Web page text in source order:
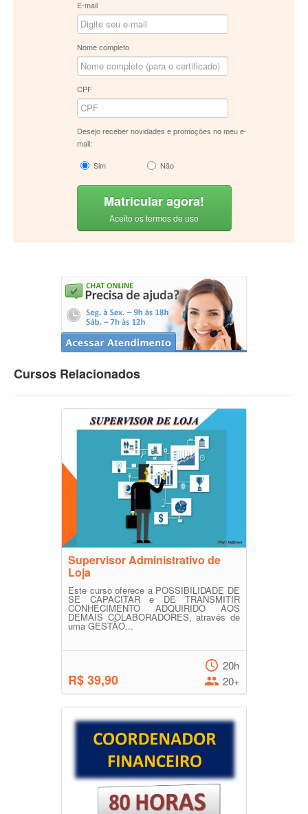
E-mail
Nome completo
CPF
Desejo receber novidades e promoções no meu e-
mail:
Sim
Não
Matricular agora!
Aceito os termos de uso
Cursos Relacionados
Supervisor Administrativo de
Loja
Este curso oferece a POSSIBILIDADE DE
SE CAPACITAR e DE TRANSMITIR
CONHECIMENTO ADQUIRIDO AOS
DEMAIS COLABORADORES, através de
uma GESTÃO...
R$ 39,90
20h
20+